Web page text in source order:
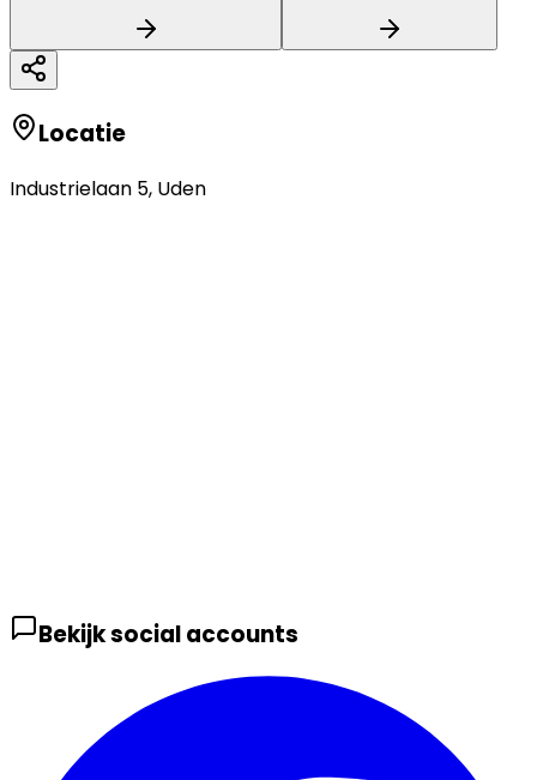
Locatie
Industrielaan 5, Uden
Bekijk social accounts